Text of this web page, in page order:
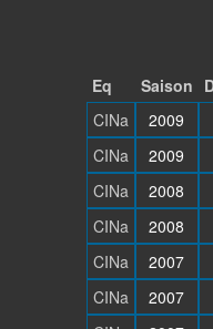
Eq Saison
CINa
2009
CINa
2009
CINa
2008
CINa
2008
CINa
2007
CINa
2007